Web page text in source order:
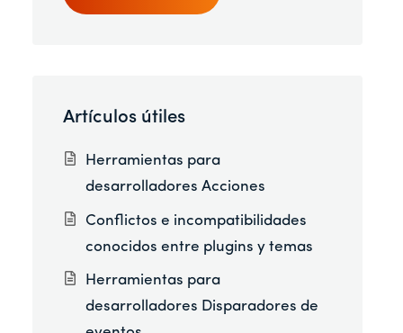
Artículos útiles
Herramientas para
desarrolladores Acciones
Conflictos e incompatibilidades
conocidos entre plugins y temas
Herramientas para
desarrolladores Disparadores de